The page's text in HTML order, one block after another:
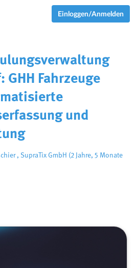
Einloggen/Anmelden
GHH Fahrzeuge
und
, SupraTix GmbH (2 Jahre, 5 Monate